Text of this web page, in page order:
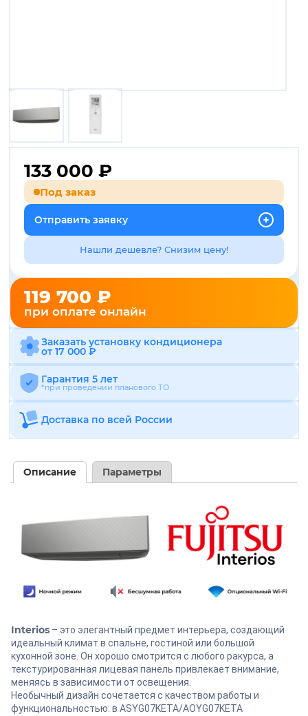
133 000 ₽
Под заказ
Отправить заявку
Нашли дешевле? Снизим цену!
119 700 ₽
при оплате онлайн
Заказать установку кондиционера
от 17 000 ₽
Гарантия 5 лет
*при проведении планового ТО
Доставка по всей России
Описание Параметры
Interios – это элегантный предмет интерьера, создающий
идеальный климат в спальне, гостиной или большой
кухонной зоне. Он хорошо смотрится с любого ракурса, а
текстурированная лицевая панель привлекает внимание,
меняясь в зависимости от освещения.
Необычный дизайн сочетается с качеством работы и
функциональностью: в ASYG07KETA/AOYG07KETA